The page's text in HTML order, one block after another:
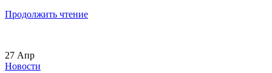
Продолжить чтение
27 Апр
Новости